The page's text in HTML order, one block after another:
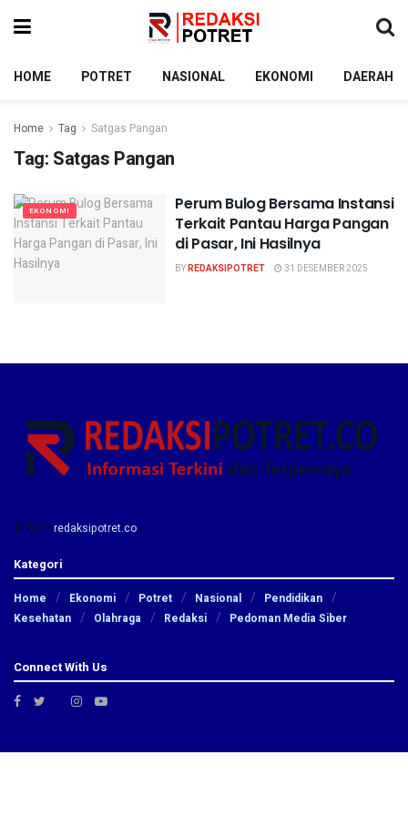
HOME POTRET NASIONAL EKONOMI DAERAH
Home Tag Satgas Pangan
Tag: Satgas Pangan
EKONOMI
Perum Bulog Bersama Instansi
Terkait Pantau Harga Pangan
di Pasar, Ini Hasilnya
BYREDAKSIPOTRET 31 DESEMBER 2025
© 2023 redaksipotret.co-
Kategori
Home Ekonomi Potret Nasional
Pendidikan
Kesehatan
Olahraga Redaksi Pedoman Media Siber
Connect With Us